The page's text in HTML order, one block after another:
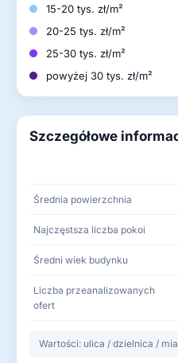
15-20 tys. zł/m²
20-25 tys. zł/m²
25-30 tys. zł/m²
powyżej 30 tys. zł/m²
Szczegółowe
Średnia powierzchnia
Najczęstsza liczba pokoi
Średni wiek budynku
Liczba przeanalizowanych
ofert
Wartości: ulica / dzielnica /